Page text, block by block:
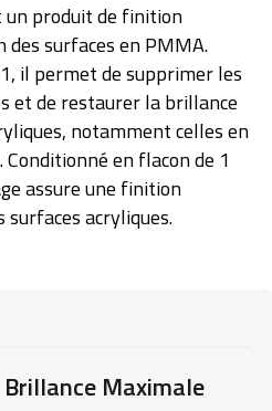
un produit de finition
surfaces en PMMA.
il permet de supprimer les
et de restaurer la brillance
notamment celles en
en flacon de 1
assure une finition
acryliques.
Maximale